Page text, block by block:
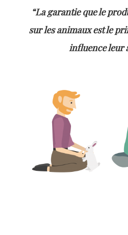
“La garantie que le
sur les animaux est le
influence leur